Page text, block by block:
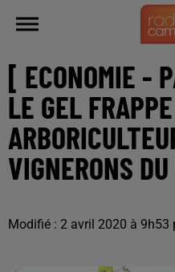
[ ECONOMIE -
LE GEL
VIGNERONS
Modifié : 2 avril 2020 à 9h53